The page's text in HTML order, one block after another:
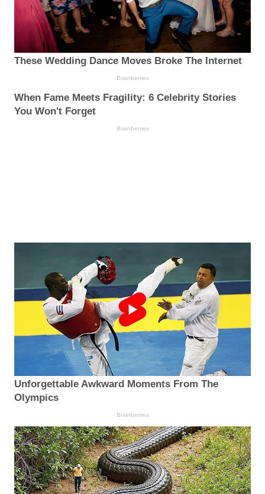
These Wedding Dance Moves Broke The Internet
Brainberries
When Fame Meets Fragility: 6 Celebrity Stories
You Won't Forget
Brainberries
Unforgettable Awkward Moments From The
Olympics
Brainberries